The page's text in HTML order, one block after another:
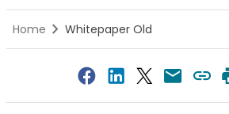
Home Whitepaper Old